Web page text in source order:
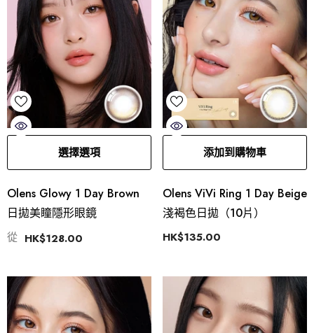
選擇選項
Olens Glowy 1 Day Brown
日拋美瞳隱形眼鏡
從 HK$128.00
添加到購物車
Olens ViVi Ring 1 Day Beige
淺褐色日拋（10片）
HK$135.00